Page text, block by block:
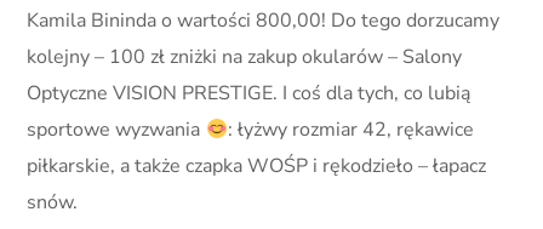
Kamila Bininda o wartości 800,00! Do tego dorzucamy
kolejny – 100 zł zniżki na zakup okularów – Salony
Optyczne VISION PRESTIGE. I coś dla tych, co lubią
sportowe wyzwania
: łyżwy rozmiar 42, rękawice
piłkarskie, a także czapka WOŚP i rękodzieło – łapacz
snów.